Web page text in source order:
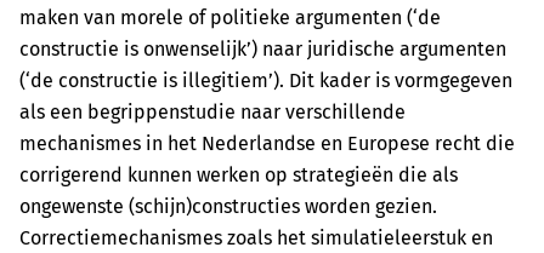
maken van morele of politieke argumenten (‘de
constructie is onwenselijk’) naar juridische argumenten
(‘de constructie is illegitiem’). Dit kader is vormgegeven
als een begrippenstudie naar verschillende
mechanismes in het Nederlandse en Europese recht die
corrigerend kunnen werken op strategieën die als
ongewenste (schijn)constructies worden gezien.
Correctiemechanismes zoals het simulatieleerstuk en